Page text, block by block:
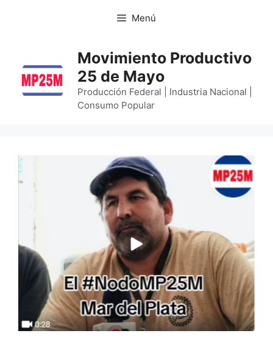
Menú
Movimiento Productivo
25 de Mayo
Producción Federal | Industria Nacional |
Consumo Popular